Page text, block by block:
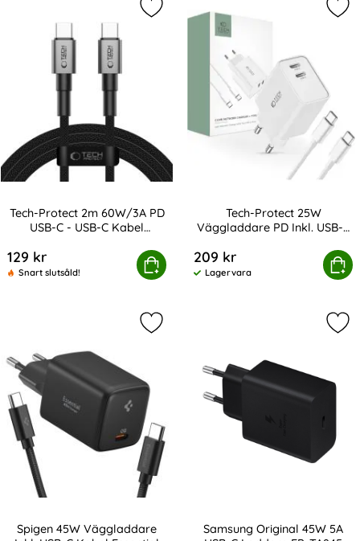
Tech-Protect 2m 60W/3A PD
USB-C - USB-C Kabel
129 kr
Snart slutsåld!
Köp
2m 60W/3A PD USB-C - USB-C Kabel UltraBoost
Markera tech-Protect 2m 60W/3A
Tech-Protect 25W
Väggladdare PD Inkl. USB-C
209 kr
Tillgänglighet:
Lagervara
Köp
Tech-Protect 25W Väggladdare PD
Spigen 45W Väggladdare
Markera spigen 45W Väggladdare
Samsung Original 45W 5A